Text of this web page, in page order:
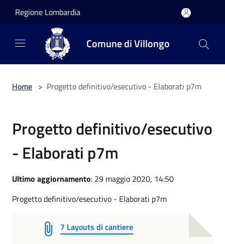
Regione Lombardia
Comune di Villongo
Home > Progetto definitivo/esecutivo - Elaborati p7m
Progetto definitivo/esecutivo
- Elaborati p7m
Ultimo aggiornamento: 29 maggio 2020, 14:50
Progetto definitivo/esecutivo - Elaborati p7m
7 Layouts di cantiere